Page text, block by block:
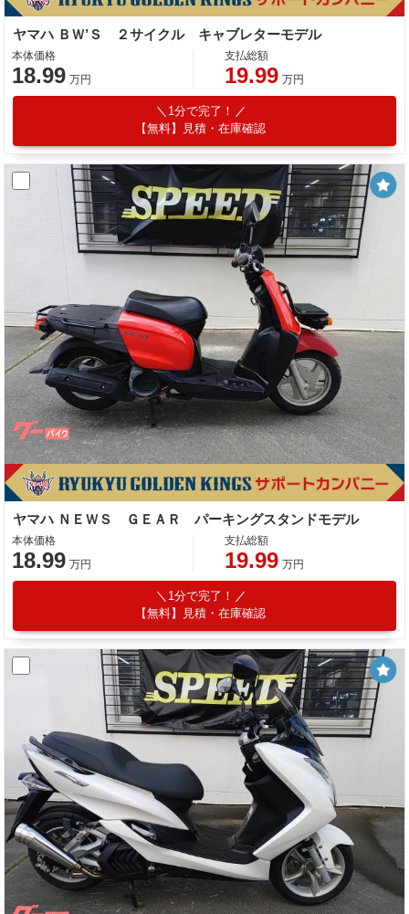
ヤマハ ＢＷ’Ｓ ２サイクル キャブレターモデル
本体価格
18.99 万円
支払総額
19.99 万円
1分で完了！
【無料】見積・在庫確認
ヤマハ ＮＥＷＳ ＧＥＡＲ パーキングスタンドモデル
本体価格
18.99 万円
支払総額
19.99 万円
1分で完了！
【無料】見積・在庫確認